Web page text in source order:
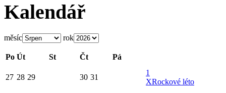
Kalendář
měsíc rok
Po Út St Čt Pá
27 28 29 30 31
1
XRockové léto